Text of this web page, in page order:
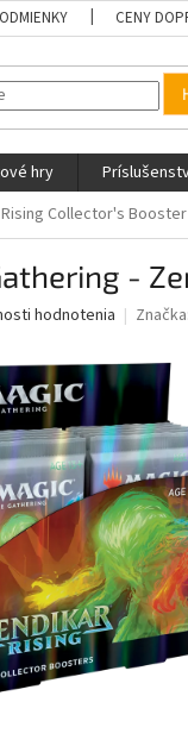
CENY
hry
Collector's
-
hodnotenia Značka: